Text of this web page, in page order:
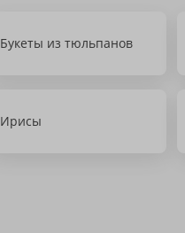
Букеты из тюльпанов
Ирисы